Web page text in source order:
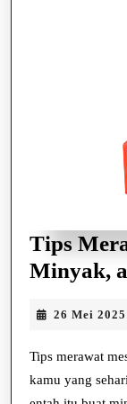
Tips
Minyak,
26 Mei 2025
Tips merawat
kamu yang